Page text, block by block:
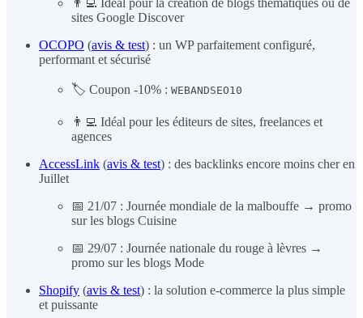
sites Google Discover
OCOPO (avis & test) : un WP parfaitement configuré,
performant et sécurisé
🏷️ Coupon -10% : WEBANDSEO10
👨‍💻 Idéal pour les éditeurs de sites, freelances et
agences
AccessLink (avis & test) : des backlinks encore moins cher en
Juillet
📅 21/07 : Journée mondiale de la malbouffe → promo
sur les blogs Cuisine
📅 29/07 : Journée nationale du rouge à lèvres →
promo sur les blogs Mode
Shopify (avis & test) : la solution e-commerce la plus simple
et puissante